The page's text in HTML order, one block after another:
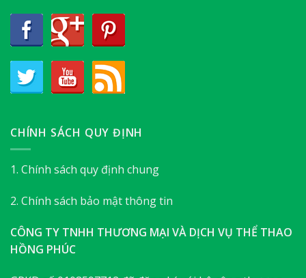
CHÍNH SÁCH QUY ĐỊNH
1. Chính sách quy định chung
2. Chính sách bảo mật thông tin
CÔNG TY TNHH THƯƠNG MẠI VÀ DỊCH VỤ THỂ THAO
HỒNG PHÚC